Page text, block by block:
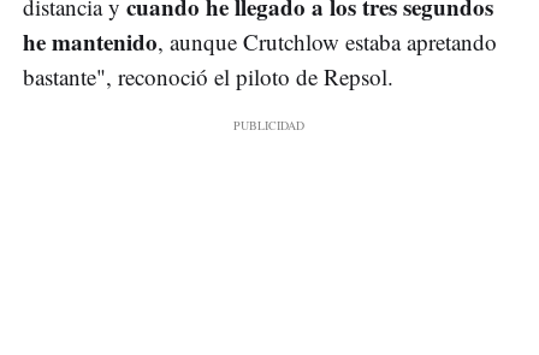
distancia y cuando he llegado a los tres segundos
he mantenido, aunque Crutchlow estaba apretando
bastante", reconoció el piloto de Repsol.